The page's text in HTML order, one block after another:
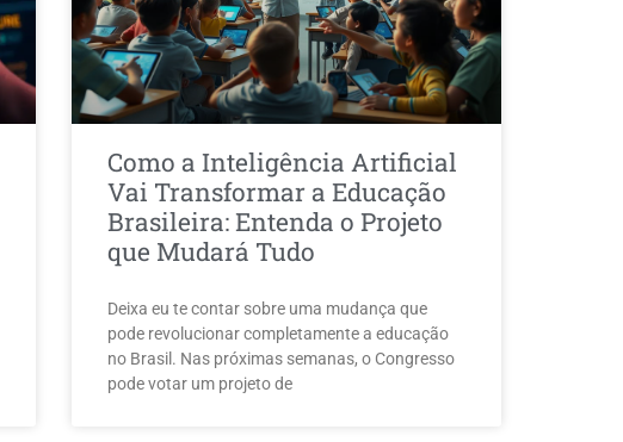
Como a Inteligência Artificial
Vai Transformar a Educação
Brasileira: Entenda o Projeto
que Mudará Tudo
Deixa eu te contar sobre uma mudança que
pode revolucionar completamente a educação
no Brasil. Nas próximas semanas, o Congresso
pode votar um projeto de